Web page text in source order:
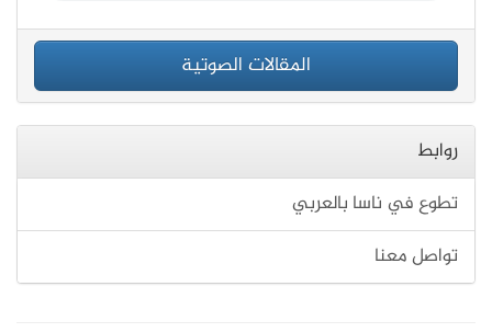
المقالات الصوتية
روابط
تطوع في ناسا بالعربي
تواصل معنا